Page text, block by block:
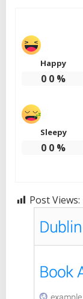
Happy
0 0 %
Sleepy
0 0 %
Post Views: